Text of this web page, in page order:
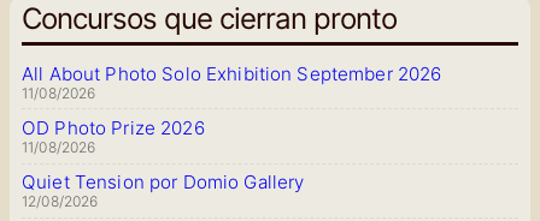
Concursos que cierran pronto
All About Photo Solo Exhibition September 2026
11/08/2026
OD Photo Prize 2026
11/08/2026
Quiet Tension por Domio Gallery
12/08/2026